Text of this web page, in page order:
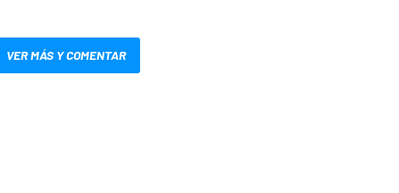
VER MÁS Y COMENTAR